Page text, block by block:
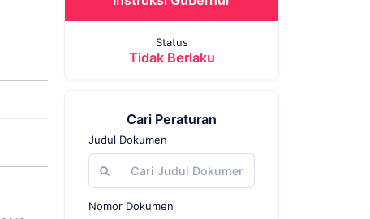
Status
Tidak Berlaku
Cari Peraturan
Judul Dokumen
Nomor Dokumen